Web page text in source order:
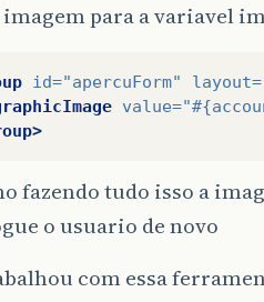
para a variavel
id="apercuForm" layout=
value=
fazendo tudo isso a
o usuario de novo
com essa